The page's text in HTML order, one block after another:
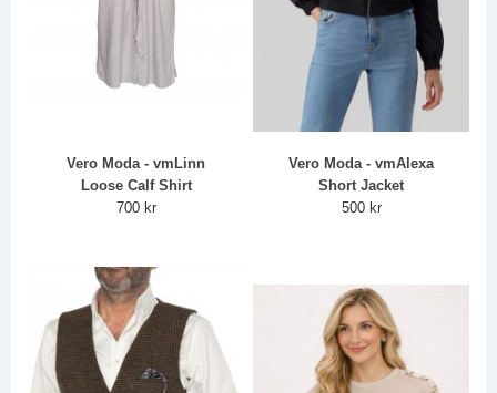
Vero Moda - vmLinn
Loose Calf Shirt
700 kr
Vero Moda - vmAlexa
Short Jacket
500 kr